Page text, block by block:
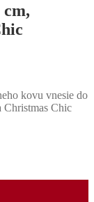
kovu vnesie do
Christmas Chic